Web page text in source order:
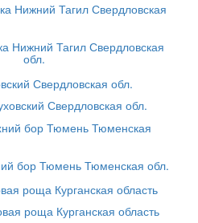
Нижний Тагил Свердловская
обл.
Свердловская обл.
бор Тюмень Тюменская обл.
роща Курганская область